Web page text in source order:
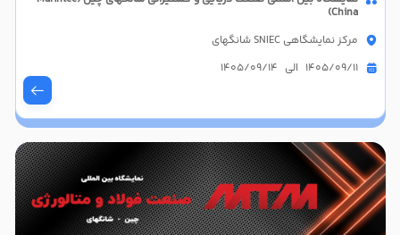
China)
مرکز نمایشگاهی SNIEC شانگهای
1405/09/11 الی 1405/09/14